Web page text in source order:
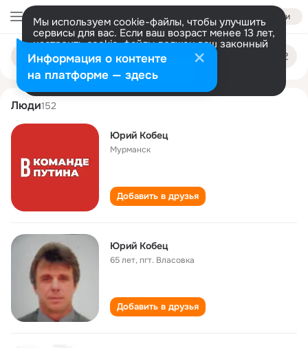
Войти
Мы используем cookie-файлы, чтобы улучшить
сервисы для вас. Если ваш возраст менее 13 лет,
настроить cookie-файлы должен ваш законный
представитель. Больше информации
Разрешить все Настроить
Поиск
людям
yuriy kobets
Люди152
Юрий Кобец
Мурманск
Добавить в друзья
Юрий Кобец
65 лет,пгт. Власовка
Добавить в друзья
Информация о контенте
на платформе — здесь